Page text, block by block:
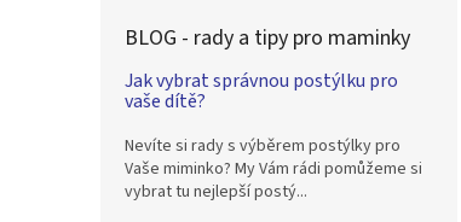
BLOG - rady a tipy pro maminky
Jak vybrat správnou postýlku pro
vaše dítě?
Nevíte si rady s výběrem postýlky pro
Vaše miminko? My Vám rádi pomůžeme si
vybrat tu nejlepší postý...